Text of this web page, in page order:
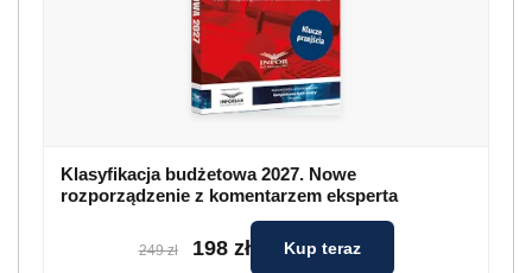
Klasyfikacja budżetowa 2027. Nowe
rozporządzenie z komentarzem eksperta
249 zł 198 zł Kup teraz